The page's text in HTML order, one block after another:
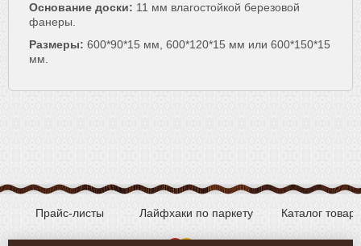
Основание доски: 11 мм влагостойкой березовой
фанеры.
Размеры: 600*90*15 мм, 600*120*15 мм или 600*150*15
мм.
Лайфхаки по паркету Каталог
Прайс-листы